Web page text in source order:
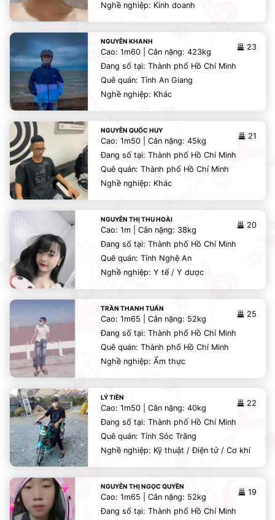
Nghề nghiệp: Kinh doanh
NGUYỄN KHANH
23
Cao: 1m60 | Cân nặng: 423kg
Đang số tại: Thành phố Hồ Chí Minh
Quê quán: Tỉnh An Giang
Nghề nghiệp: Khác
NGUYỄN QUỐC HUY
21
Cao: 1m50 | Cân nặng: 45kg
Đang số tại: Thành phố Hồ Chí Minh
Quê quán: Thành phố Hồ Chí Minh
Nghề nghiệp: Khác
NGUYỄN THỊ THU HOÀI
20
Cao: 1m | Cân nặng: 38kg
Đang số tại: Thành phố Hồ Chí Minh
Quê quán: Tỉnh Nghệ An
Nghề nghiệp: Y tế / Y dược
TRẦN THANH TUẤN
25
Cao: 1m65 | Cân nặng: 52kg
Đang số tại: Thành phố Hồ Chí Minh
Quê quán: Thành phố Hồ Chí Minh
Nghề nghiệp: Ẩm thực
LÝ TIỀN
22
Cao: 1m50 | Cân nặng: 40kg
Đang số tại: Thành phố Hồ Chí Minh
Quê quán: Tỉnh Sóc Trăng
Nghề nghiệp: Kỹ thuật / Điện tử / Cơ khí
NGUYỄN THỊ NGỌC QUYỀN
19
Cao: 1m65 | Cân nặng: 52kg
Đang số tại: Thành phố Hồ Chí Minh